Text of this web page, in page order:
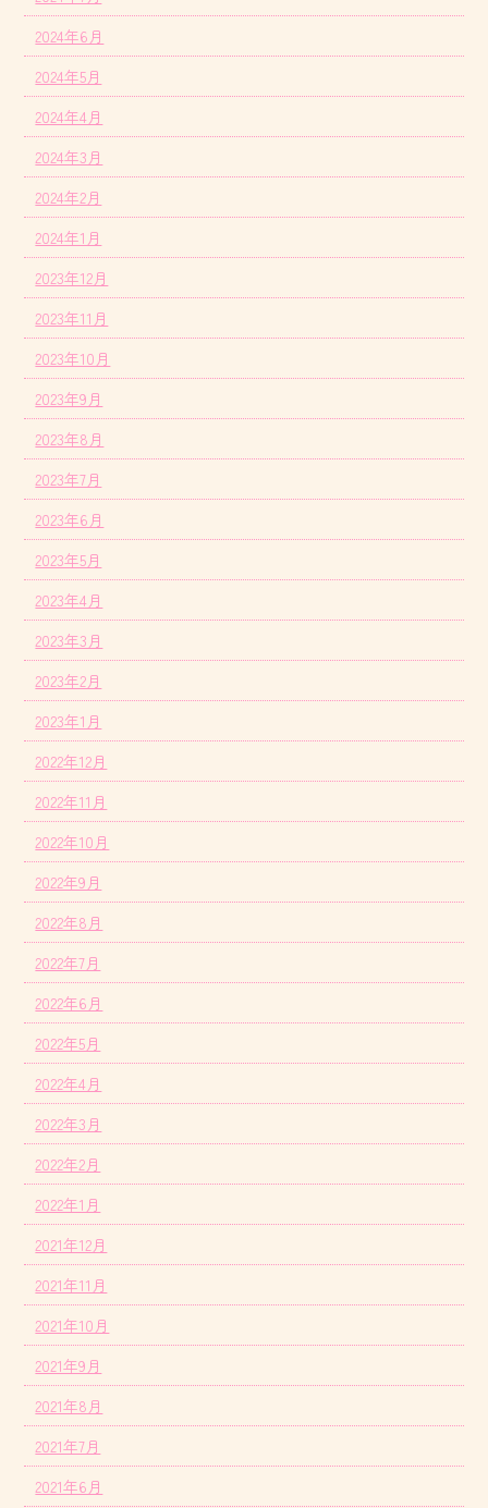
2024年6月
2024年5月
2024年4月
2024年3月
2024年2月
2024年1月
2023年12月
2023年11月
2023年10月
2023年9月
2023年8月
2023年7月
2023年6月
2023年5月
2023年4月
2023年3月
2023年2月
2023年1月
2022年12月
2022年11月
2022年10月
2022年9月
2022年8月
2022年7月
2022年6月
2022年5月
2022年4月
2022年3月
2022年2月
2022年1月
2021年12月
2021年11月
2021年10月
2021年9月
2021年8月
2021年7月
2021年6月